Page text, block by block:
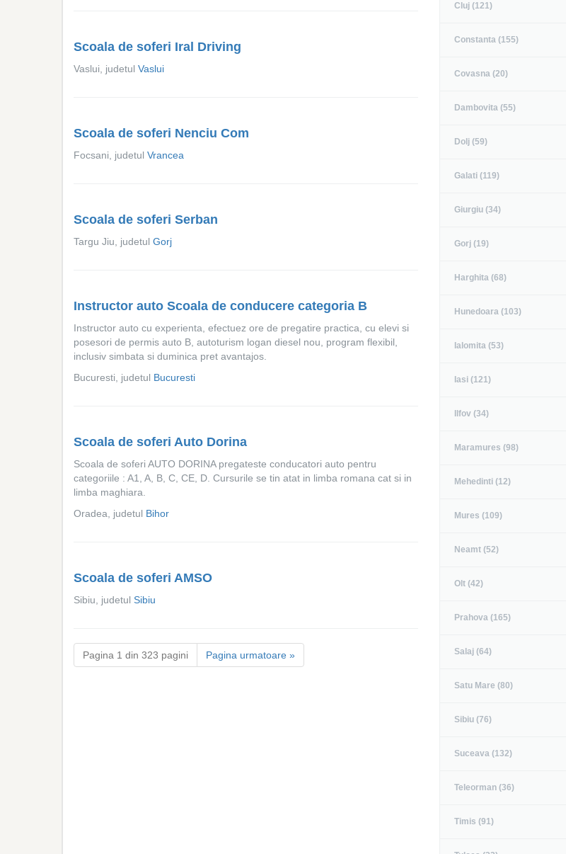
Scoala de soferi Iral Driving
Vaslui, judetul Vaslui
Scoala de soferi Nenciu Com
Focsani, judetul Vrancea
Scoala de soferi Serban
Targu Jiu, judetul Gorj
Instructor auto Scoala de conducere categoria B
Instructor auto cu experienta, efectuez ore de pregatire practica, cu elevi si
posesori de permis auto B, autoturism logan diesel nou, program flexibil,
inclusiv simbata si duminica pret avantajos.
Bucuresti, judetul Bucuresti
Scoala de soferi Auto Dorina
Scoala de soferi AUTO DORINA pregateste conducatori auto pentru
categoriile : A1, A, B, C, CE, D. Cursurile se tin atat in limba romana cat si in
limba maghiara.
Oradea, judetul Bihor
Scoala de soferi AMSO
Sibiu, judetul Sibiu
Pagina 1 din 323 pagini Pagina urmatoare »
Cluj (121)
Constanta (155)
Covasna (20)
Dambovita (55)
Dolj (59)
Galati (119)
Giurgiu (34)
Gorj (19)
Harghita (68)
Hunedoara (103)
Ialomita (53)
Iasi (121)
Ilfov (34)
Maramures (98)
Mehedinti (12)
Mures (109)
Neamt (52)
Olt (42)
Prahova (165)
Salaj (64)
Satu Mare (80)
Sibiu (76)
Suceava (132)
Teleorman (36)
Timis (91)